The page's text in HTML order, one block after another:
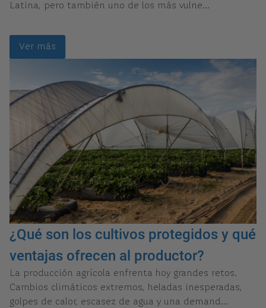
Latina, pero también uno de los más vulne...
Ver más
¿Qué son los cultivos protegidos y qué
ventajas ofrecen al productor?
La producción agrícola enfrenta hoy grandes retos.
Cambios climáticos extremos, heladas inesperadas,
golpes de calor, escasez de agua y una demand...